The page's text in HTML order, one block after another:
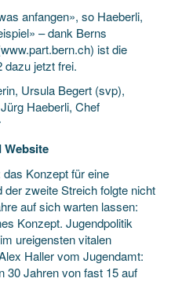
anfangen», so Haeberli,
– dank Berns
ist die
dazu jetzt frei.
Ursula Begert (svp),
Haeberli, Chef
Website
Konzept für eine
zweite Streich folgte nicht
auf sich warten lassen:
Konzept. Jugendpolitik
ureigensten vitalen
Haller vom Jugendamt:
30 Jahren von fast 15 auf